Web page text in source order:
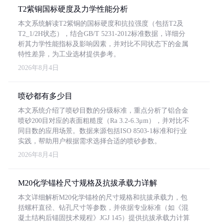
T2紫铜国标硬度及力学性能分析
本文系统解读T2紫铜的国标硬度和抗拉强度（包括T2及
T2_1/2H状态），结合GB/T 5231-2012标准数据，详细分
析其力学性能指标及影响因素，并对比不同状态下的金属
特性差异，为工业选材提供参考。
2026年8月4日
喷砂都有多少目
本文系统介绍了喷砂目数的分级标准，重点分析了铝合金
喷砂200目对应的表面粗糙度（Ra 3.2-6.3μm），并对比不
同目数的应用场景。数据来源包括ISO 8503-1标准和行业
实践，帮助用户根据需求选择合适的喷砂参数。
2026年8月4日
M20化学锚栓尺寸规格及抗拔承载力详解
本文详细解析M20化学锚栓的尺寸规格和抗拔承载力，包
括螺杆直径、钻孔尺寸等参数，并依据专业标准（如《混
凝土结构后锚固技术规程》JGJ 145）提供抗拔承载力计算